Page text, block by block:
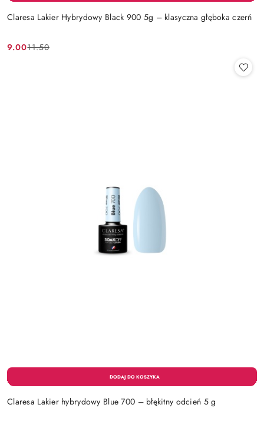
Claresa Lakier Hybrydowy Black 900 5g – klasyczna głęboka czerń
Cena
9.00
Cena11.50
Claresa Lakier hybrydowy Blue 700 – błękitny odcień 5 g